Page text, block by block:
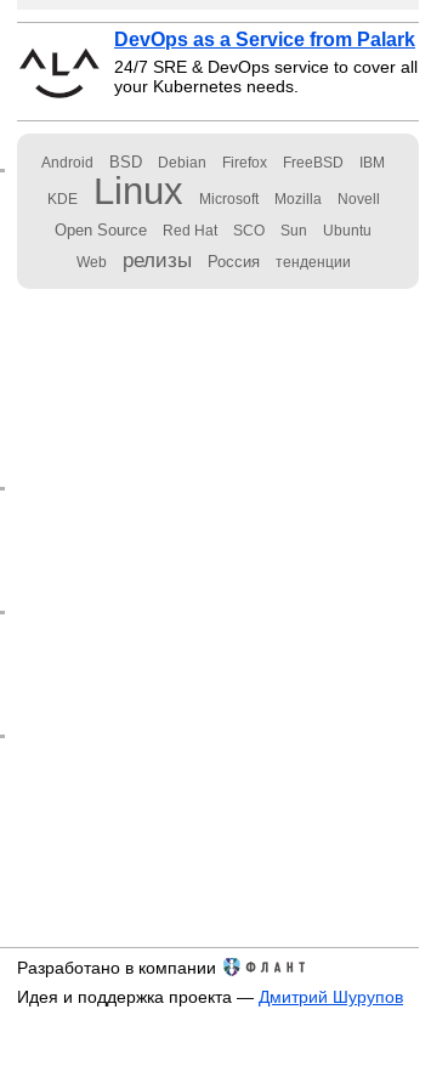
DevOps as a Service from Palark
24/7 SRE & DevOps service to cover all
your Kubernetes needs.
Android BSD Debian Firefox FreeBSD IBM
KDE Linux Microsoft Mozilla Novell
Open Source Red Hat SCO Sun Ubuntu
Web релизы Россия тенденции
Разработано в компании
Идея и поддержка проекта — Дмитрий Шурупов